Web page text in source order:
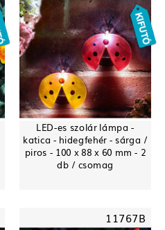
LED-es szolár lámpa -
katica - hidegfehér - sárga /
piros - 100 x 88 x 60 mm - 2
db / csomag
11767B